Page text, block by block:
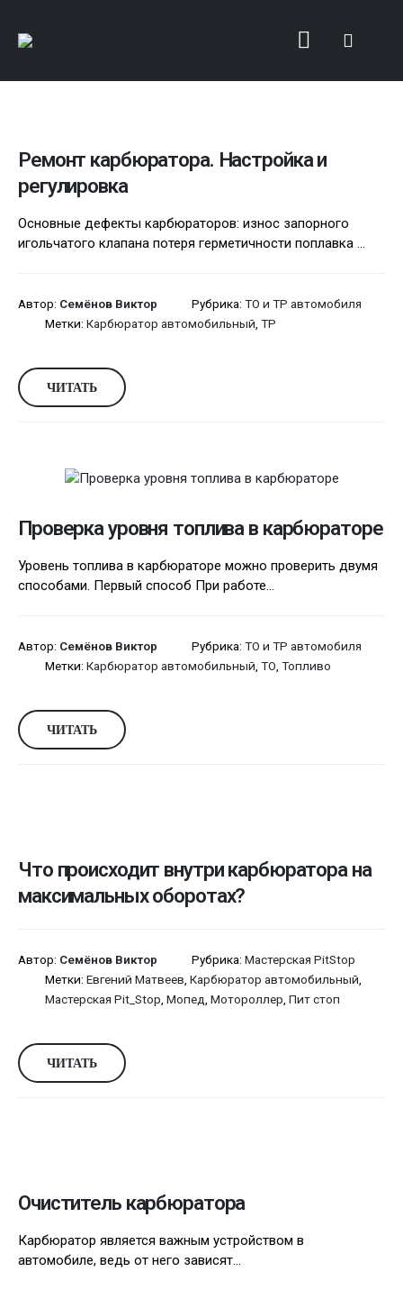
Ремонт карбюратора. Настройка и
регулировка
Основные дефекты карбюраторов: износ запорного
игольчатого клапана потеря герметичности поплавка ...
Автор: Семёнов Виктор Рубрика: ТО и ТР автомобиля
Метки: Карбюратор автомобильный ТР
ЧИТАТЬ
Проверка уровня топлива в карбюраторе
Уровень топлива в карбюраторе можно проверить двумя
способами. Первый способ При работе...
Автор: Семёнов Виктор Рубрика: ТО и ТР автомобиля
Метки: Карбюратор автомобильный ТО Топливо
ЧИТАТЬ
Что происходит внутри карбюратора на
максимальных оборотах?
Автор: Семёнов Виктор Рубрика: Мастерская PitStop
Метки: Евгений Матвеев Карбюратор автомобильный
Мастерская Pit_Stop Мопед Мотороллер Пит стоп
ЧИТАТЬ
Очиститель карбюратора
Карбюратор является важным устройством в
автомобиле, ведь от него зависят...